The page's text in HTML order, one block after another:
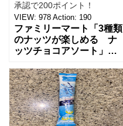
承認で200ポイント！
VIEW: 978 Action: 190
ファミリーマート「3種類
のナッツが楽しめる ナ
ッツチョコアソート」を
て、ワインに合わせた
り、ちょっとした休憩時
間にもおすすめ！！ 税込
238円で、３種類（アー
モンド、ピーナッツ、ヘ